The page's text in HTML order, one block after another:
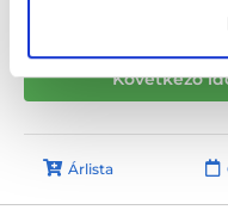
Következő
Árlista